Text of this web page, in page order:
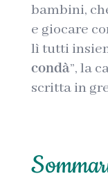
bambini,
e giocare
lì tutti
condà”, la
scritta in